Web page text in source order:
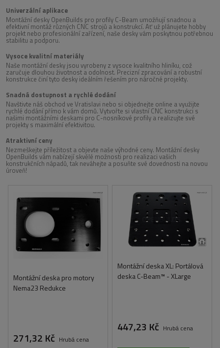
Univerzální aplikace
Montážní desky OpenBuilds pro profily C-Beam umožňují snadnou a
efektivní montáž různých CNC strojů a konstrukcí. Ať už plánujete hobby
projekt nebo profesionální zařízení, naše desky vám poskytnou potřebnou
stabilitu a podporu.
Vysoce kvalitní materiály
Naše montážní desky jsou vyrobeny z vysoce kvalitního hliníku, což
zaručuje dlouhou životnost a odolnost. Precizní zpracování a robustní
konstrukce činí tyto desky ideálním řešením pro náročné projekty.
Snadná dostupnost a rychlé dodání
Navštivte náš obchod ve Vratislavi nebo si objednejte online a využijte
rychlé dodání přímo k vám domů. Vytvořte si vlastní CNC konstrukci s
našimi montážními deskami pro C-nosníkové profily a realizujte své
projekty s maximální efektivitou.
Atraktivní ceny
Nezmeškejte příležitost a objevte naše výhodné ceny. Montážní desky
OpenBuilds vám nabízejí skvělé možnosti pro realizaci vašich
konstrukčních nápadů, tak neváhejte a posuňte své dovednosti na novou
úroveň!
Montážní deska pro motory
Nema23 Redukce
271,32 Kč Hrubá cena
Montážní deska XL: Portálová
deska C-Beam™ - XLarge
447,23 Kč Hrubá cena